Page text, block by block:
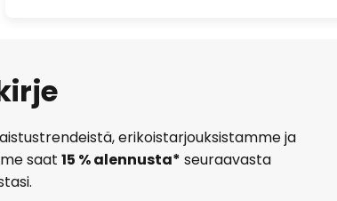
erikoistarjouksistamme ja
saat 15 % alennusta* seuraavasta